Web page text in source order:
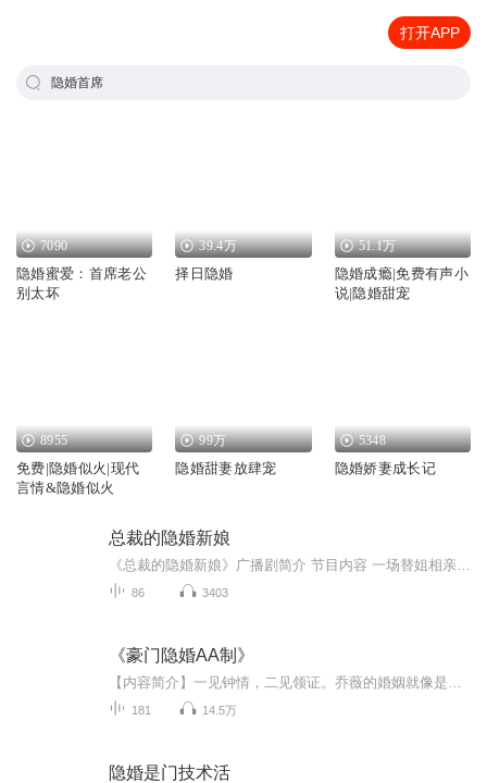
打开APP
隐婚首席
7090
隐婚蜜爱：首席老公
别太坏
39.4万
择日隐婚
51.1万
隐婚成瘾|免费有声小
说|隐婚甜宠
8955
免费|隐婚似火|现代
言情&隐婚似火
99万
隐婚甜妻放肆宠
5348
隐婚娇妻成长记
总裁的隐婚新娘
86 3403
《豪门隐婚AA制》
181 14.5万
隐婚是门技术活